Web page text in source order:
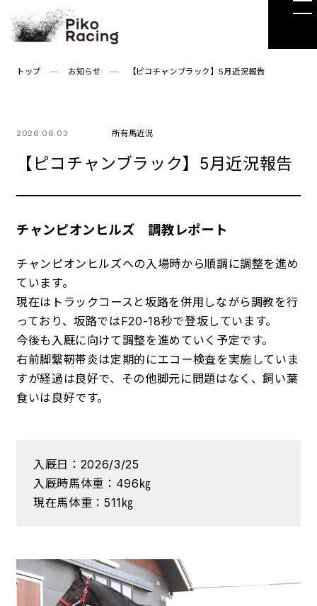
to
content
トップ お知らせ 【ピコチャンブラック】5月近況報告
2026.06.03 所有馬近況
【ピコチャンブラック】5月近況報告
チャンピオンヒルズ 調教レポート
チャンピオンヒルズへの入場時から順調に調整を進め
ています。
現在はトラックコースと坂路を併用しながら調教を行
っており、坂路ではF20-18秒で登坂しています。
今後も入厩に向けて調整を進めていく予定です。
右前脚繋靭帯炎は定期的にエコー検査を実施していま
すが経過は良好で、その他脚元に問題はなく、飼い葉
食いは良好です。
入厩日：2026/3/25
入厩時馬体重：496㎏
現在馬体重：511㎏